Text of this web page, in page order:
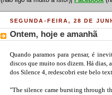
SEGUNDA-FEIRA, 28 DE
Ontem, hoje e amanhã
Quando paramos para pensar, é
discos que muito nos dizem. Há dias,
dos Silence 4, redescobri este belo
"The silence came bursting through